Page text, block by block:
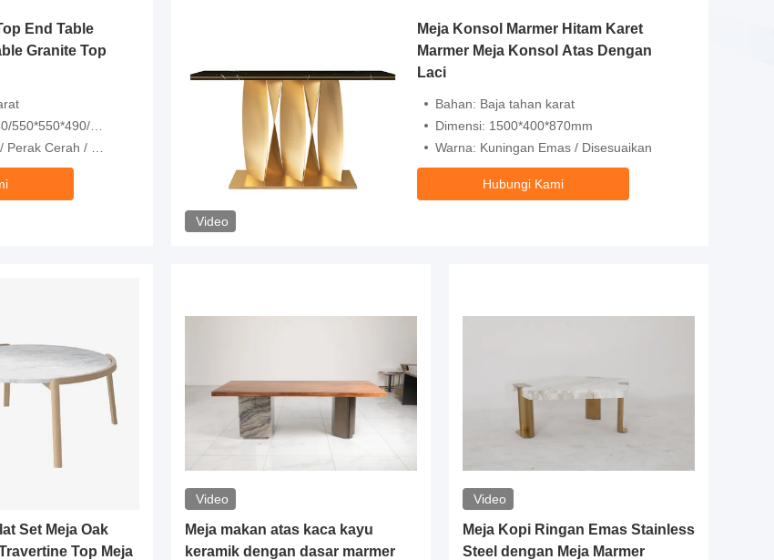
End Table
Granite Top
450*480*370
/ Disesuaikan
Video
Meja Konsol Marmer Hitam Karet
Marmer Meja Konsol Atas Dengan
Laci
Bahan: Baja tahan karat
Dimensi: 1500*400*870mm
Warna: Kuningan Emas / Disesuaikan
Hubungi Kami
Set Meja Oak
Top Meja
Video
Meja makan atas kaca kayu
keramik dengan dasar marmer
Video
Meja Kopi Ringan Emas Stainless
Steel dengan Meja Marmer